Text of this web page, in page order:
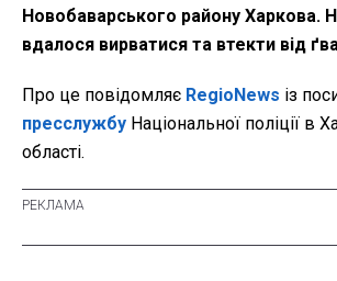
Новобаварського району Харкова.
вдалося вирватися та втекти від
Про це повідомляє RegioNews із
пресслужбу Національної поліції в
області.